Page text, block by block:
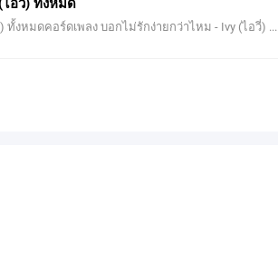
ไอวี่) ทั้งหมด
ทั้งหมดคอร์ดเพลง บอกไม่รักง่ายกว่าไหม - Ivy (ไอวี่) ...